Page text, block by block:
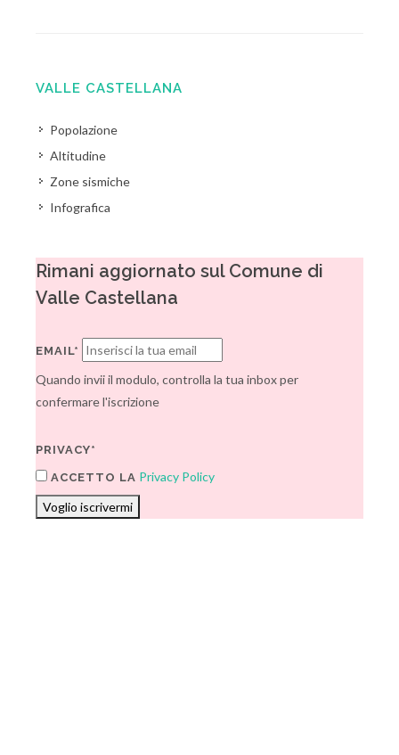
VALLE CASTELLANA
Popolazione
Altitudine
Zone sismiche
Infografica
Rimani aggiornato sul Comune di
Valle Castellana
EMAIL*
Quando invii il modulo, controlla la tua inbox per
confermare l'iscrizione
PRIVACY*
ACCETTO LA Privacy Policy
Voglio iscrivermi